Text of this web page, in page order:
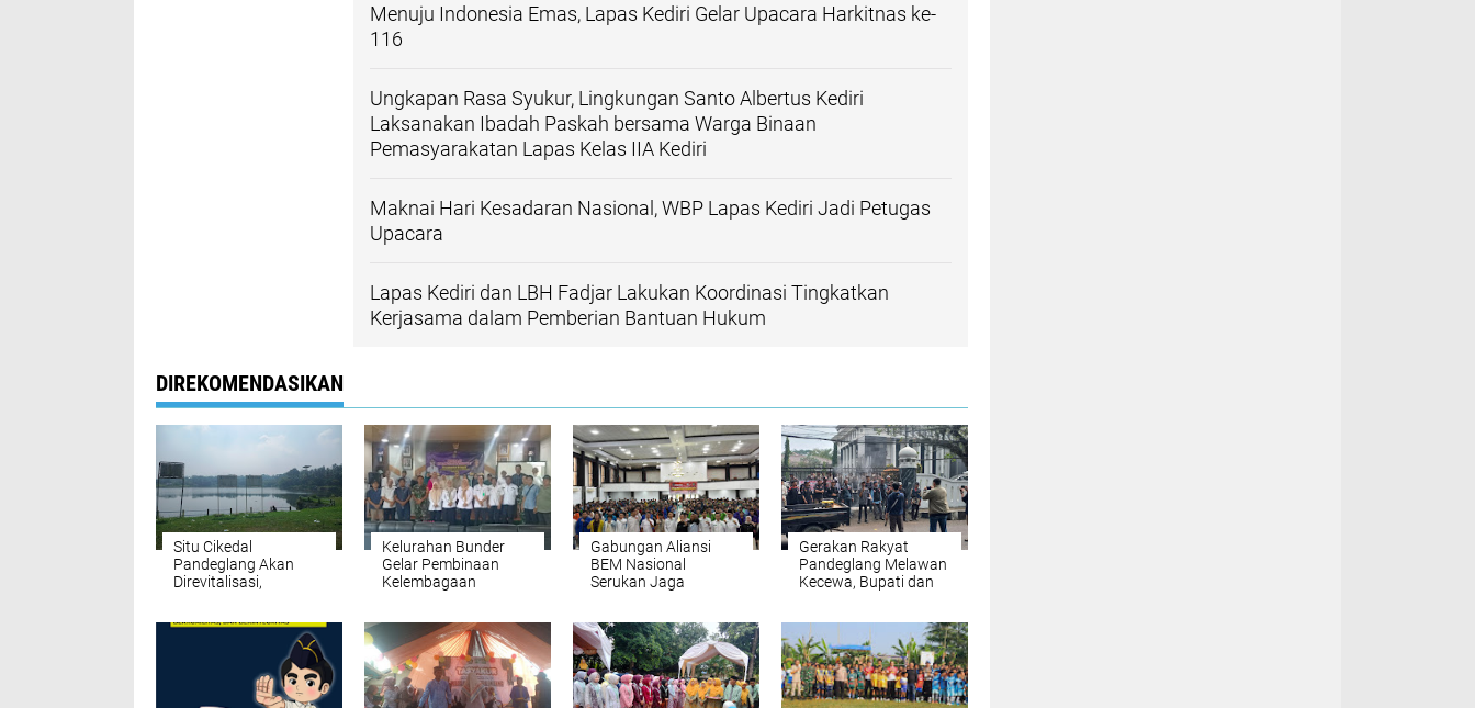
Menuju Indonesia Emas, Lapas Kediri Gelar Upacara Harkitnas ke-
116
Ungkapan Rasa Syukur, Lingkungan Santo Albertus Kediri
Laksanakan Ibadah Paskah bersama Warga Binaan
Pemasyarakatan Lapas Kelas IIA Kediri
Maknai Hari Kesadaran Nasional, WBP Lapas Kediri Jadi Petugas
Upacara
Lapas Kediri dan LBH Fadjar Lakukan Koordinasi Tingkatkan
Kerjasama dalam Pemberian Bantuan Hukum
DIREKOMENDASIKAN
Situ Cikedal
Pandeglang Akan
Direvitalisasi,
Kelurahan Bunder
Gelar Pembinaan
Kelembagaan
Peran Mitra
Pemerintah
Gabungan Aliansi
BEM Nasional
Serukan Jaga
Gerakan Mahasiswa
Gerakan Rakyat
Pandeglang Melawan
Kecewa, Bupati dan
Aksi